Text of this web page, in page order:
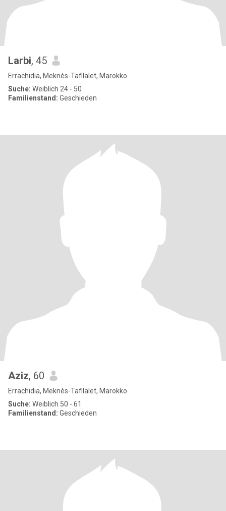
Larbi, 45
Errachidia, Meknès-Tafilalet, Marokko
Suche: Weiblich 24 - 50
Familienstand: Geschieden
Aziz, 60
Errachidia, Meknès-Tafilalet, Marokko
Suche: Weiblich 50 - 61
Familienstand: Geschieden